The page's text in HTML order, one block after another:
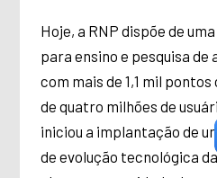
Hoje, a RNP dispõe de
para ensino e pesquisa
com mais de 1,1 mil
de quatro milhões de
iniciou a implantação de
de evolução tecnológica